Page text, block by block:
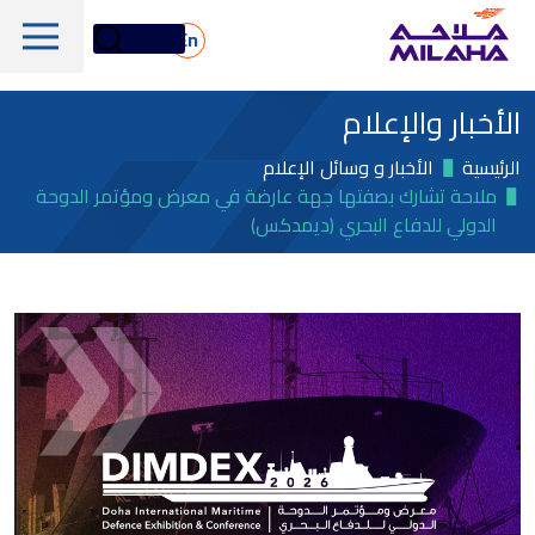
Skip to main content
En
مجلس الإدارة
الإدارة التنفيذية
القيم الجوهرية
الأسطول
الخدمات البحرية واللوجستية
الخدمات البحرية والفنية
دعم المنصات البحرية
الغاز والبتروكيماويات
لمحة عامة
أسهم ملاحة
معلومات مالية
الأخبار والإعلام
الأخبار والإعلام
الرئيسية
الأخبار و وسائل الإعلام
ملاحة تشارك بصفتها جهة عارضة في معرض ومؤتمر الدوحة
الدولي للدفاع البحري (ديمدكس)